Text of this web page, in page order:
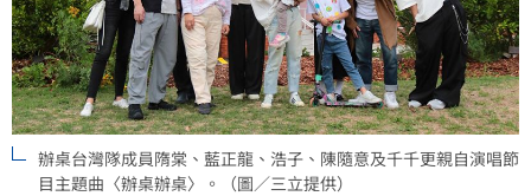
辦桌台灣隊成員隋棠、藍正龍、浩子、陳隨意及千千更親自演唱節
目主題曲〈辦桌辦桌〉。（圖／三立提供）